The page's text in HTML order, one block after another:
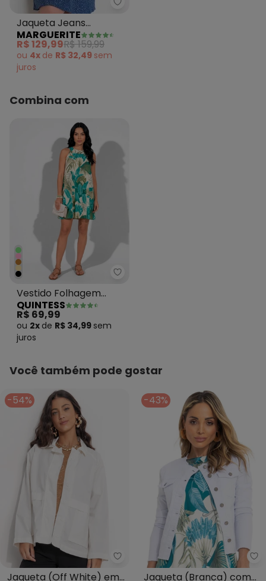
Marguerite - Jaqueta Jeans
Jaqueta Jeans
Destroyed Plus Size Off
White
MARGUERITE
R$ 129,99R$ 159,99
ou 4x de R$ 32,49 sem
juros
Combina com
Quintess - Vestido Folhagem
Vestido Folhagem
Bege em Malha Fria
QUINTESS
R$ 69,99
ou 2x de R$ 34,99 sem
juros
Você também pode gostar
-54%
Quintess - Jaqueta (Off White)
Jaqueta (Off White) em
-43%
Jaqueta (Branca) com